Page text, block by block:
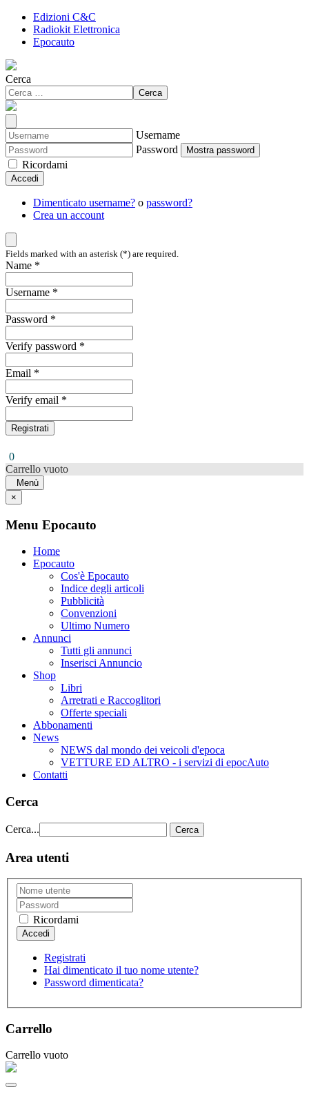
Edizioni C&C
Radiokit Elettronica
Epocauto
Cerca
Cerca
Username
Password
Mostra password
Ricordami
Accedi
Dimenticato username? o password?
Crea un account
Fields marked with an asterisk (*) are required.
Name *
Username *
Password *
Verify password *
Email *
Verify email *
Registrati
0
Carrello vuoto
Menù
×
Menu Epocauto
Home
Epocauto
Cos'è Epocauto
Indice degli articoli
Pubblicità
Convenzioni
Ultimo Numero
Annunci
Tutti gli annunci
Inserisci Annuncio
Shop
Libri
Arretrati e Raccoglitori
Offerte speciali
Abbonamenti
News
NEWS dal mondo dei veicoli d'epoca
VETTURE ED ALTRO - i servizi di epocAuto
Contatti
Cerca
Cerca... Cerca
Area utenti
Ricordami
Registrati
Hai dimenticato il tuo nome utente?
Password dimenticata?
Carrello
Carrello vuoto